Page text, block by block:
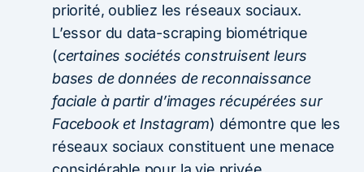
priorité, oubliez les réseaux sociaux.
L’essor du data-scraping biométrique
(certaines sociétés construisent leurs
bases de données de reconnaissance
faciale à partir d’images récupérées sur
Facebook et Instagram) démontre que les
réseaux sociaux constituent une menace